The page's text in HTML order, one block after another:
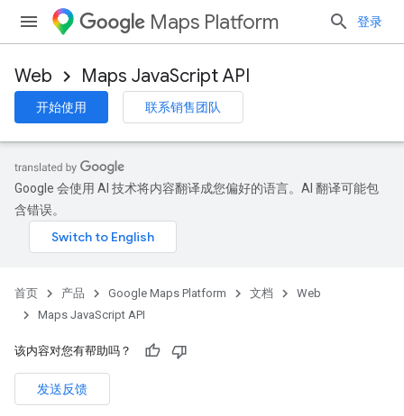
Maps Platform 登录
Web Maps JavaScript API
开始使用 联系销售团队
Google 会使用 AI 技术将内容翻译成您偏好的语言。AI 翻译可能包
含错误。
首页 产品 Google Maps Platform 文档
Web
Maps JavaScript API
该内容对您有帮助吗？
发送反馈